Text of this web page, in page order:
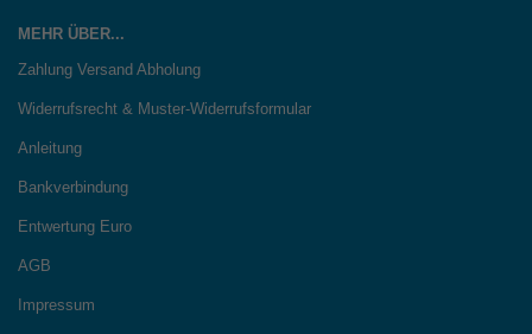
MEHR ÜBER...
Zahlung Versand Abholung
Widerrufsrecht & Muster-Widerrufsformular
Anleitung
Bankverbindung
Entwertung Euro
AGB
Impressum